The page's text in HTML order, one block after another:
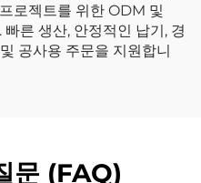
로젝트를 위한 ODM 및
른 생산, 안정적인 납기, 경
공사용 주문을 지원합니
문 (FAQ)